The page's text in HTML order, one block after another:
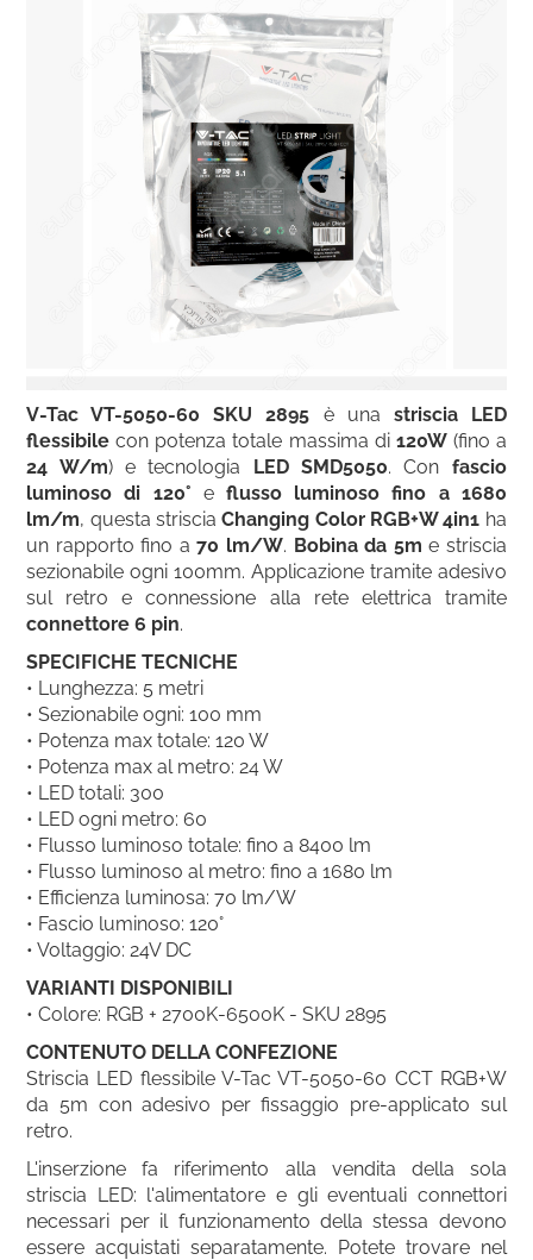
V-Tac VT-5050-60 SKU 2895 è una striscia LED
flessibile con potenza totale massima di 120W(fino a
24 W/m) e tecnologia LED SMD5050. Con fascio
luminoso di 120° eflusso luminoso fino a 1680
lm/m, questa strisciaChanging Color RGB+W 4in1 ha
un rapporto fino a70 lm/W. Bobina da 5m e striscia
sezionabile ogni 100mm. Applicazione tramite adesivo
sul retro e connessione alla rete elettrica tramite
connettore 6 pin.
SPECIFICHE TECNICHE
• Lunghezza: 5 metri
• Sezionabile ogni: 100 mm
• Potenza max totale: 120 W
• Potenza max al metro: 24 W
• LED totali: 300
• LED ogni metro: 60
• Flusso luminoso totale: fino a 8400 lm
• Flusso luminoso al metro: fino a 1680 lm
• Efficienza luminosa: 70 lm/W
• Fascio luminoso: 120°
• Voltaggio: 24V DC
VARIANTI DISPONIBILI
• Colore: RGB + 2700K-6500K - SKU 2895
CONTENUTO DELLA CONFEZIONE
Striscia LED flessibile V-Tac VT-5050-60 CCT RGB+W
da 5m con adesivo per fissaggio pre-applicato sul
retro.
L'inserzione fa riferimento alla vendita della sola
striscia LED: l'alimentatore e gli eventuali connettori
necessari per il funzionamento della stessa devono
essere acquistati separatamente. Potete trovare nel